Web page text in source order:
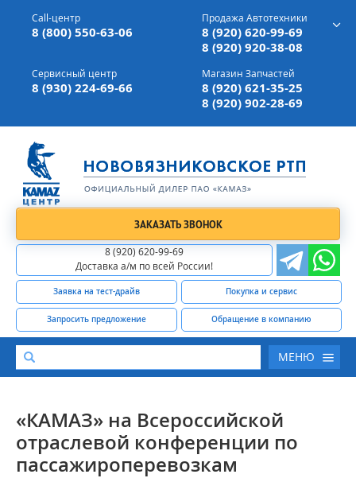
г. Вязники,ул. Механизаторов, д 90
Доставка а/м,по всей России
Call-центр
8 (800) 550-63-06
Продажа Автотехники
8 (920) 620-99-69
8 (920) 920-38-08
Сервисный центр
8 (930) 224-69-66
Магазин Запчастей
8 (920) 621-35-25
8 (920) 902-28-69
ЗАКАЗАТЬ ЗВОНОК
8 (920) 620-99-69
Доставка а/м по всей России!
Заявка на тест-драйв Покупка и сервис
Запросить предложение Обращение в компанию
МЕНЮ
КАТАЛОГ АВТОТЕХНИКИ
«КАМАЗ» на Всероссийской
отраслевой конференции по
пассажироперевозкам